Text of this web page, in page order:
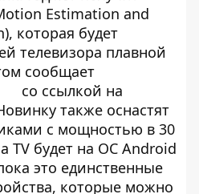
Estimation and
которая будет
телевизора плавной
сообщает
со ссылкой на
также оснастят
с мощностью в 30
TV будет на ОС Android
это единственные
которые можно